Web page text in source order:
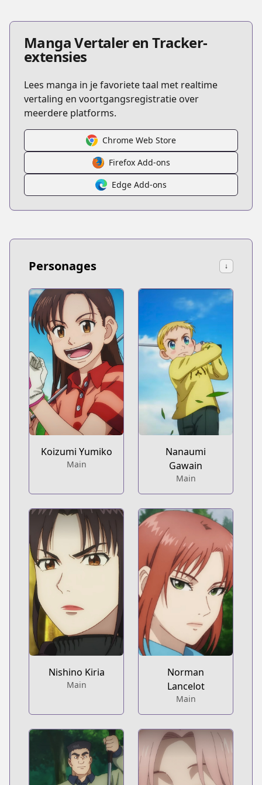
Manga Vertaler en Tracker-
extensies
Lees manga in je favoriete taal met realtime
vertaling en voortgangsregistratie over
meerdere platforms.
Chrome Web Store
Firefox Add-ons
Edge Add-ons
Personages ↓
Koizumi Yumiko
Main
Nanaumi
Gawain
Main
Nishino Kiria
Main
Norman
Lancelot
Main